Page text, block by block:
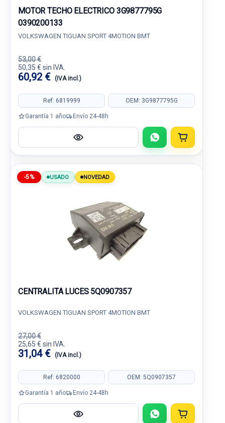
MOTOR TECHO ELECTRICO 3G9877795G
0390200133
VOLKSWAGEN TIGUAN SPORT 4MOTION BMT
53,00 €
50,35 € sin IVA.
60,92 € (IVA incl.)
Ref: 6819999 OEM: 3G9877795G
Garantía 1 año Envío 24-48h
-5% USADO NOVEDAD
CENTRALITA LUCES 5Q0907357
VOLKSWAGEN TIGUAN SPORT 4MOTION BMT
27,00 €
25,65 € sin IVA.
31,04 € (IVA incl.)
Ref: 6820000 OEM: 5Q0907357
Garantía 1 año Envío 24-48h